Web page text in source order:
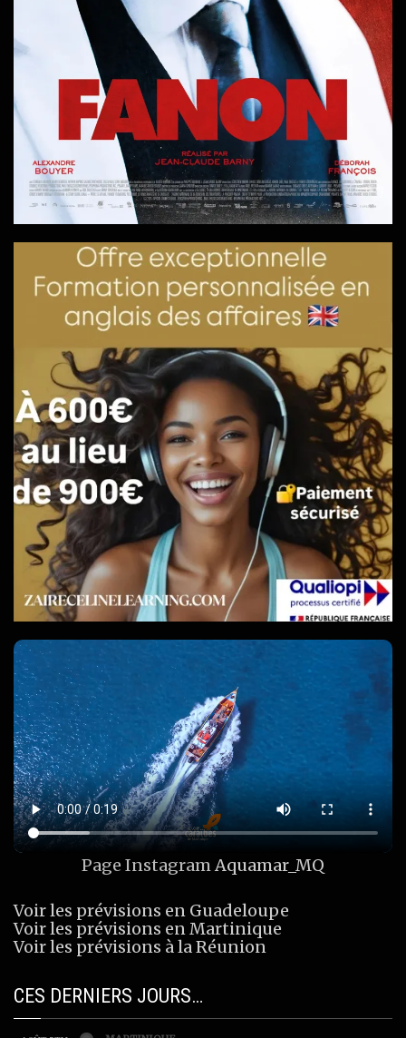
Page InstagramAquamar_MQ
Voir les prévisions en Guadeloupe
Voir les prévisions en Martinique
Voir les prévisions à la Réunion
CES DERNIERS JOURS…